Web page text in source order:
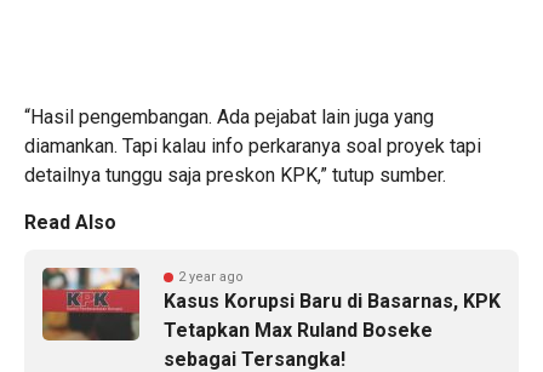
“Hasil pengembangan. Ada pejabat lain juga yang
diamankan. Tapi kalau info perkaranya soal proyek tapi
detailnya tunggu saja preskon KPK,” tutup sumber.
Read Also
2 year ago
Kasus Korupsi Baru di Basarnas, KPK
Tetapkan Max Ruland Boseke
sebagai Tersangka!